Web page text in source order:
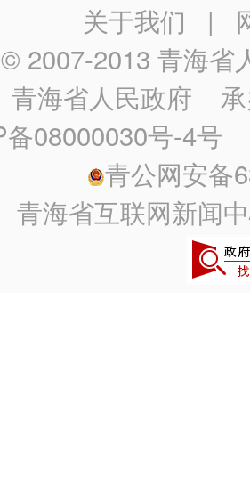
关于我们 |
2007-2013 青海省
青海省人民政府 承
08000030号-4号
青公网安备
青海省互联网新闻